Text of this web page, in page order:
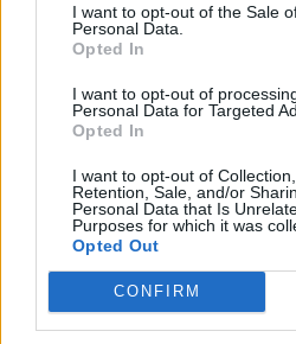
I want to opt-out of the Sale
Personal Data.
Opted In
I want to opt-out of
Personal Data for Targeted
Opted In
I want to opt-out of Collection,
Retention, Sale, and/or
Personal Data that Is
Purposes for which it was
Opted Out
CONFIRM
FŐTÉR
A Román Rendőrség
semmiképpen ne
Rendőrségnek – hírmix